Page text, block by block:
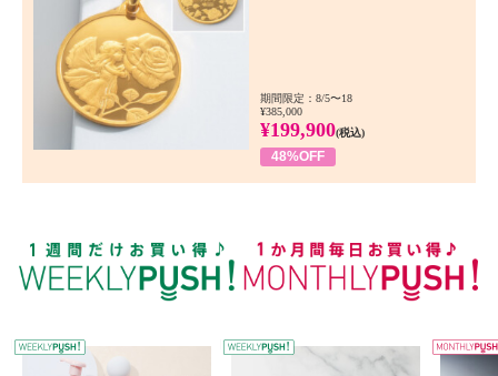
期間限定：8/5〜18
¥385,000
¥199,900(税込)
48%OFF
WEEKLY PUSH